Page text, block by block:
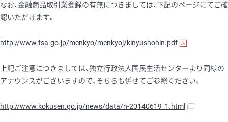
なお、金融商品取引業登録の有無につきましては、下記のページにてご確
認いただけます。
http://www.fsa.go.jp/menkyo/menkyoj/kinyushohin.pdf
上記ご注意につきましては、独立行政法人国民生活センターより同様の
アナウンスがございますので、そちらも併せてご参照ください。
http://www.kokusen.go.jp/news/data/n-20140619_1.html